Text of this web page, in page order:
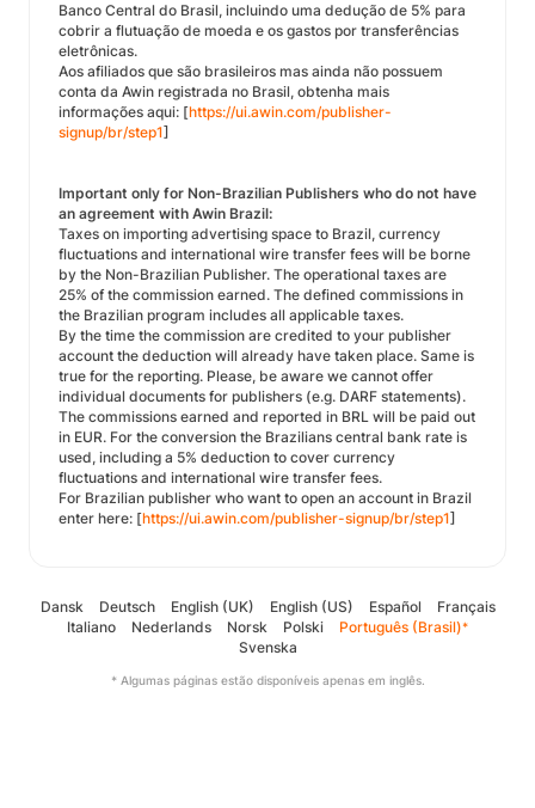
Banco Central do Brasil, incluindo uma dedução de 5% para
cobrir a flutuação de moeda e os gastos por transferências
eletrônicas.
Aos afiliados que são brasileiros mas ainda não possuem
conta da Awin registrada no Brasil, obtenha mais
informações aqui: [https://ui.awin.com/publisher-
signup/br/step1]
Important only for Non-Brazilian Publishers who do not have
an agreement with Awin Brazil:
Taxes on importing advertising space to Brazil, currency
fluctuations and international wire transfer fees will be borne
by the Non-Brazilian Publisher. The operational taxes are
25% of the commission earned. The defined commissions in
the Brazilian program includes all applicable taxes.
By the time the commission are credited to your publisher
account the deduction will already have taken place. Same is
true for the reporting. Please, be aware we cannot offer
individual documents for publishers (e.g. DARF statements).
The commissions earned and reported in BRL will be paid out
in EUR. For the conversion the Brazilians central bank rate is
used, including a 5% deduction to cover currency
fluctuations and international wire transfer fees.
For Brazilian publisher who want to open an account in Brazil
enter here: [https://ui.awin.com/publisher-signup/br/step1]
Dansk Deutsch English (UK) English (US) Español
Français
Italiano
Nederlands Norsk Polski Português (Brasil)*
Svenska
* Algumas páginas estão disponíveis apenas em inglês.